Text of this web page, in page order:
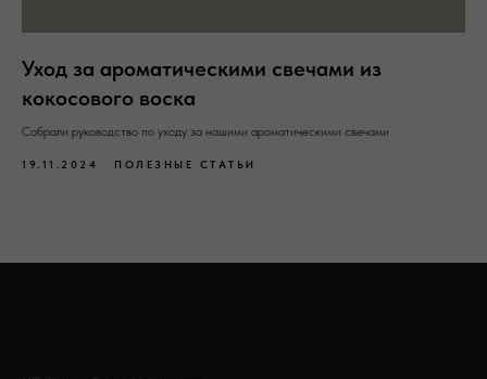
Уход за ароматическими свечами из
кокосового воска
Собрали руководство по уходу за нашими ароматическими свечами
19.11.2024 ПОЛЕЗНЫЕ СТАТЬИ